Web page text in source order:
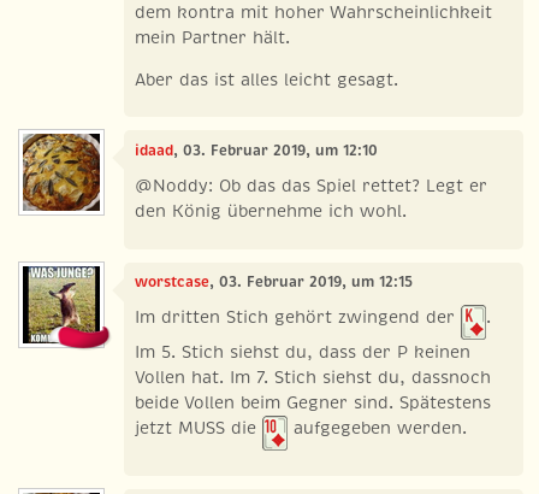
dem kontra mit hoher Wahrscheinlichkeit
mein Partner hält.
Aber das ist alles leicht gesagt.
idaad, 03. Februar 2019, um 12:10
@Noddy: Ob das das Spiel rettet? Legt er
den König übernehme ich wohl.
worstcase, 03. Februar 2019, um 12:15
Im dritten Stich gehört zwingend der
.
Im 5. Stich siehst du, dass der P keinen
Vollen hat. Im 7. Stich siehst du, dassnoch
beide Vollen beim Gegner sind. Spätestens
jetzt MUSS die
aufgegeben werden.